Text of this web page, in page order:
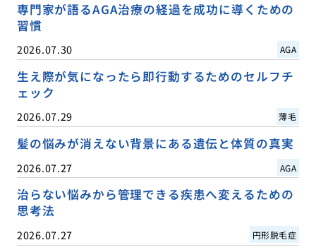
専門家が語るAGA治療の経過を成功に導くための
習慣
2026.07.30 AGA
生え際が気になったら即行動するためのセルフチ
ェック
2026.07.29 薄毛
髪の悩みが消えない背景にある遺伝と体質の真実
2026.07.27 AGA
治らない悩みから管理できる疾患へ変えるための
思考法
2026.07.27 円形脱毛症